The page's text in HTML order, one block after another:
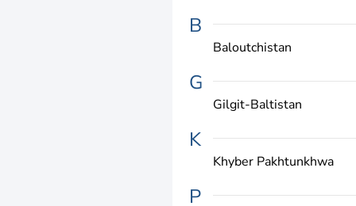
B
Baloutchistan
G
Gilgit-Baltistan
K
Khyber Pakhtunkhwa
P